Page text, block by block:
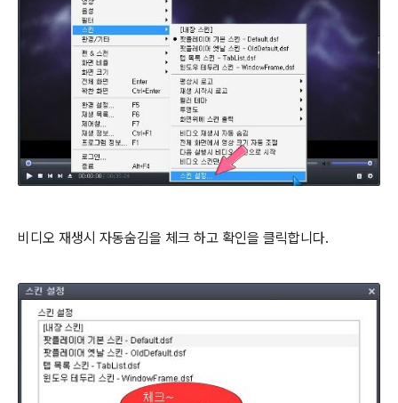
비디오 재생시 자동숨김을 체크 하고 확인을 클릭합니다.